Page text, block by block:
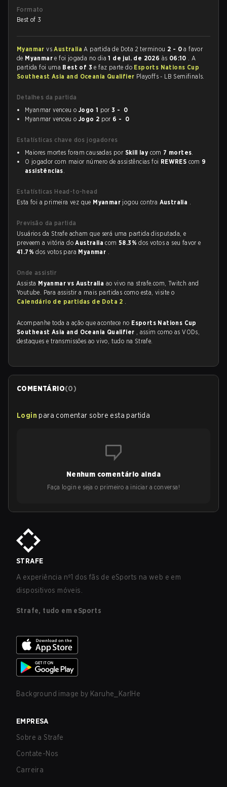
Formato
Best of 3
MyanmarvsAustraliaA partida de Dota 2 terminou 2 - 0 a favor
de Myanmare foi jogada no dia1 de jul. de 2026 às 06:10 . A
partida foi uma Best of 3e faz parte do Esports Nations Cup
Southeast Asia and Oceania Qualifier Playoffs - LB Semifinals.
Detalhes da partida
Myanmar venceu o Jogo 1 por3 - 0
Myanmar venceu o Jogo 2 por 6 - 0
Estatísticas chave dos jogadores
Maiores mortes foram causadas por Skill lay com 7 mortes.
O jogador com maior número de assistências foi REWRES com 9
assistências.
Estatísticas Head-to-head
Esta foi a primeira vez que Myanmar jogou contra Australia .
Previsão da partida
Usuários da Strafe acham que será uma partida disputada, e
preveem a vitória doAustraliacom58.3%dos votos a seu favor e
41.7%dos votos para Myanmar .
Onde assistir
Assista Myanmar vs Australia ao vivo na strafe.com, Twitch and
Youtube. Para assistir a mais partidas como esta, visite o
Calendário de partidas de Dota 2 .
Acompanhe toda a ação que acontece no Esports Nations Cup
Southeast Asia and Oceania Qualifier , assim como as VODs,
destaques e transmissões ao vivo, tudo na Strafe.
COMENTÁRIO(0)
Login para comentar sobre esta partida
Nenhum comentário ainda
Faça login e seja o primeiro a iniciar a conversa!
STRAFE
A experiência nº1 dos fãs de eSports na web e em
dispositivos móveis.
Strafe, tudo em eSports
Background image by Karuhe_KarlHe
EMPRESA
Sobre a Strafe
Contate-Nos
Carreira